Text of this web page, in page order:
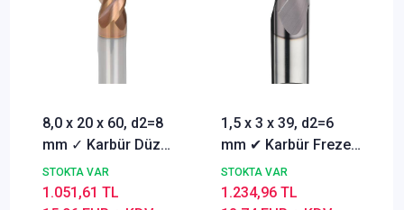
8,0 x 20 x 60, d2=8
mm ✓ Karbür Düz
Freze, Parmak freze
ucu Z=4,TiSiN
STOKTA VAR
1.051,61 TL
1,5 x 3 x 39, d2=6
mm ✔ Karbür Freze
ucu, Z=3, Kaplamalı,
30°
STOKTA VAR
1.234,96 TL